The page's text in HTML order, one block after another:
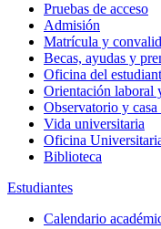
Pruebas de acceso
Admisión
Matrícula y
Becas, ayudas y
Oficina del
Orientación laboral
Observatorio y
Vida universitaria
Oficina
Biblioteca
Estudiantes
Calendario